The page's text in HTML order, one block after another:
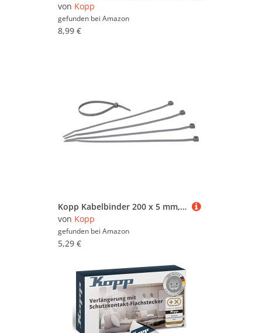
von Kopp
gefunden bei Amazon
8,99 €
Kopp Kabelbinder 200 x 5 mm, 50 Stück, silber-grau, 324620092
von Kopp
gefunden bei Amazon
5,29 €